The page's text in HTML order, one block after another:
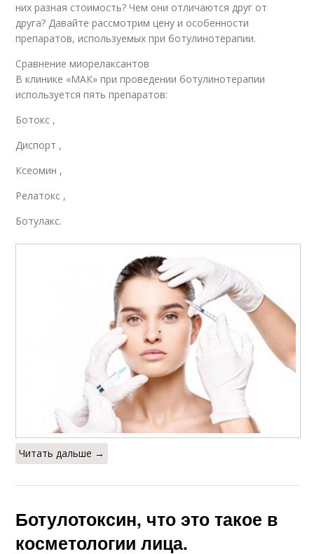
них разная стоимость? Чем они отличаются друг от
друга? Давайте рассмотрим цену и особенности
препаратов, используемых при ботулинотерапии.
Сравнение миорелаксантов
В клинике «МАК» при проведении ботулинотерапии
используется пять препаратов:
Ботокс ,
Диспорт ,
Ксеомин ,
Релатокс ,
Ботулакс.
Читать дальше →
Ботулотоксин, что это такое в
косметологии лица.